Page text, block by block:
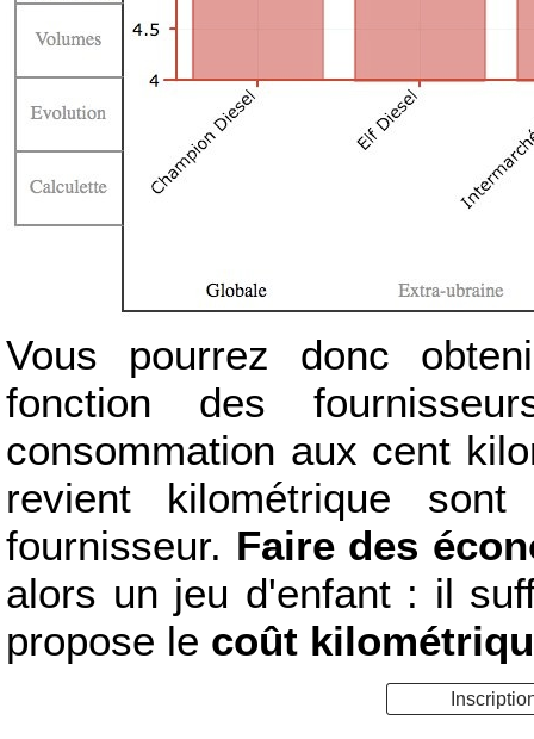
Vous pourrez donc
fonction des
consommation aux cent
revient kilométrique
fournisseur. Faire des
alors un jeu d'enfant : il
propose le coût